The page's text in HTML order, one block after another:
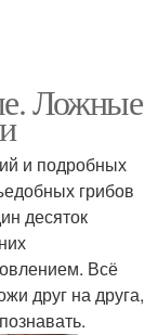
Ложные
и подробных
грибов
десяток
Всё
друг на друга,